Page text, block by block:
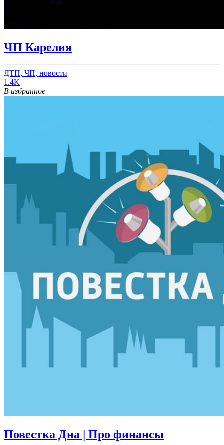
ЧП Карелия
ДТП, ЧП, новости
1.4K
В избранное
Повестка Дна | Про финансы